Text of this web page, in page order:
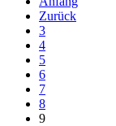
Zurück
3
4
5
6
7
8
9